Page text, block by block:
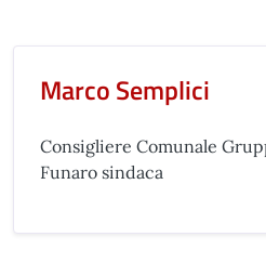
Marco Semplici
Consigliere Comunale
Funaro sindaca